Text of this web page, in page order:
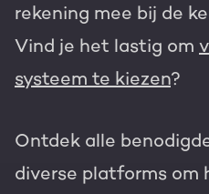
rekening mee bij de
Vind je het lastig om
systeem te kiezen?
Ontdek alle
diverse platforms om